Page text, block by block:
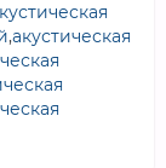
,акустическая